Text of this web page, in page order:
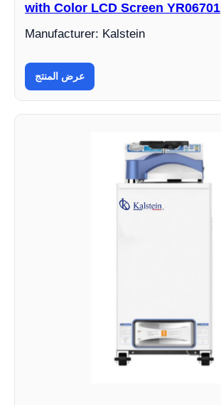
with Color LCD Screen YR06701
Manufacturer: Kalstein
عرض المنتج